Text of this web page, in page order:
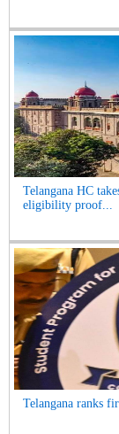
Telangana HC
eligibility proof...
Telangana ranks